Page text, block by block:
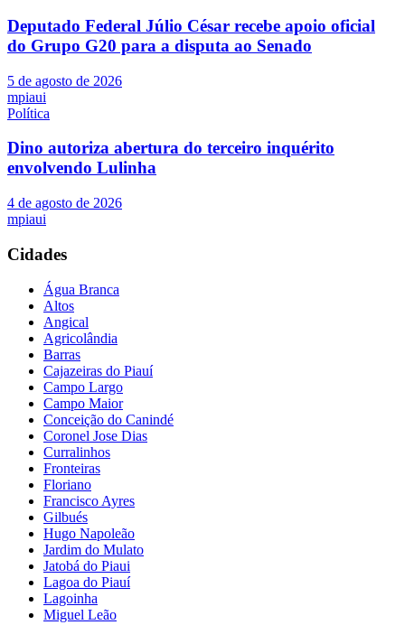
Deputado Federal Júlio César recebe apoio oficial
do Grupo G20 para a disputa ao Senado
5 de agosto de 2026
mpiaui
Política
Dino autoriza abertura do terceiro inquérito
envolvendo Lulinha
4 de agosto de 2026
mpiaui
Cidades
Água Branca
Altos
Angical
Agricolândia
Barras
Cajazeiras do Piauí
Campo Largo
Campo Maior
Conceição do Canindé
Coronel Jose Dias
Curralinhos
Fronteiras
Floriano
Francisco Ayres
Gilbués
Hugo Napoleão
Jardim do Mulato
Jatobá do Piaui
Lagoa do Piauí
Lagoinha
Miguel Leão